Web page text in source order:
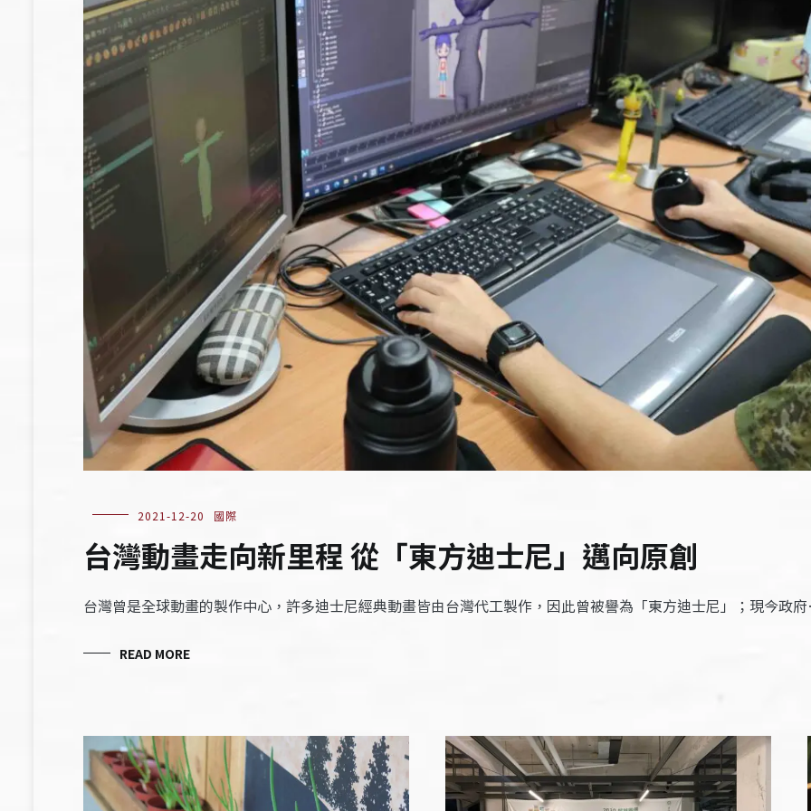
2021-12-20 國際
台灣動畫走向新里程 從「東方迪士尼」邁向原創
台灣曾是全球動畫的製作中心，許多迪士尼經典動畫皆由台灣代工製作，因此曾被譽為「東方迪士尼」；現今政
READ MORE